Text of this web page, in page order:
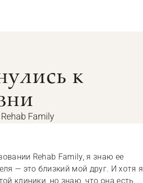
к
Family
Rehab Family, я знаю ее
— это близкий мой друг. И хотя я
клиники, но знаю, что она есть.